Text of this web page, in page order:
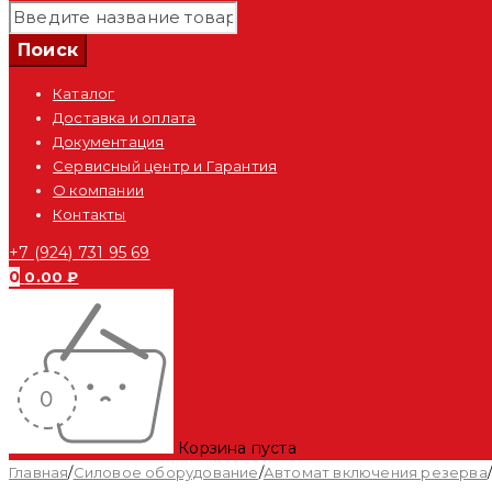
Каталог
Доставка и оплата
Документация
Сервисный центр и Гарантия
О компании
Контакты
+7 (924) 731 95 69
0 0.00₽
Корзина пуста
Главная/Силовое оборудование/Автомат включения резерва/